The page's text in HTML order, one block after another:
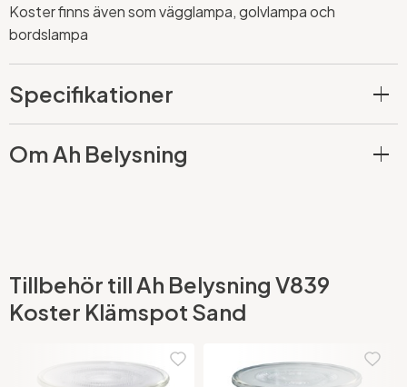
Koster finns även som vägglampa, golvlampa och
bordslampa
Specifikationer
Om Ah Belysning
Tillbehör till Ah Belysning V839
Koster Klämspot Sand